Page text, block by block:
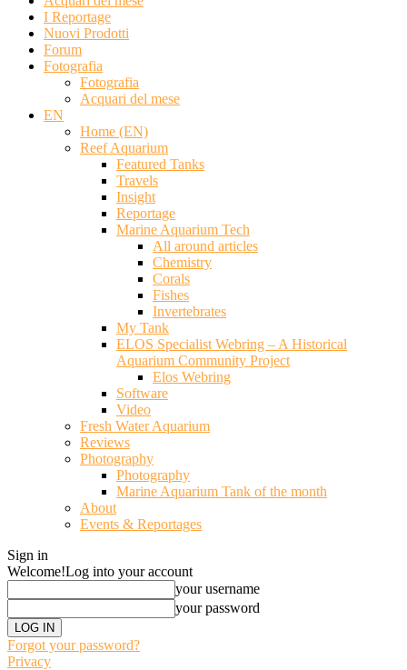
I Reportage
Nuovi Prodotti
Forum
Fotografia
Fotografia
Acquari del mese
EN
Home (EN)
Reef Aquarium
Featured Tanks
Travels
Insight
Reportage
Marine Aquarium Tech
All around articles
Chemistry
Corals
Fishes
Invertebrates
My Tank
ELOS Specialist Webring – A Historical
Aquarium Community Project
Elos Webring
Software
Video
Fresh Water Aquarium
Reviews
Photography
Photography
Marine Aquarium Tank of the month
About
Events & Reportages
Sign in
Welcome!Log into your account
your username
your password
Forgot your password?
Privacy